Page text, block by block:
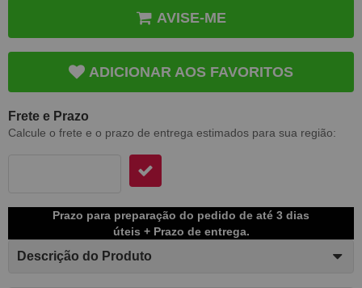
AVISE-ME
ADICIONAR AOS FAVORITOS
Frete e Prazo
Calcule o frete e o prazo de entrega estimados para sua região:
Prazo para preparação do pedido de até 3 dias
úteis + Prazo de entrega.
Descrição do Produto